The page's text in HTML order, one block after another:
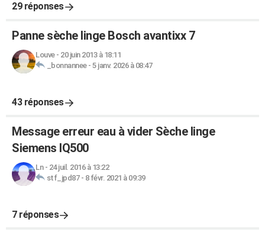
29 réponses
Panne sèche linge Bosch avantixx 7
Louve- 20 juin 2013 à 18:11
_bonnannee- 5 janv. 2026 à 08:47
43 réponses
Message erreur eau à vider Sèche linge
Siemens IQ500
Ln- 24 juil. 2016 à 13:22
stf_jpd87- 8 févr. 2021 à 09:39
7 réponses